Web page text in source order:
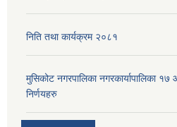
निति तथा कार्यक्रम २०८१
मुसिकोट नगरपालिका नगरकार्यापालिका
निर्णयहरु